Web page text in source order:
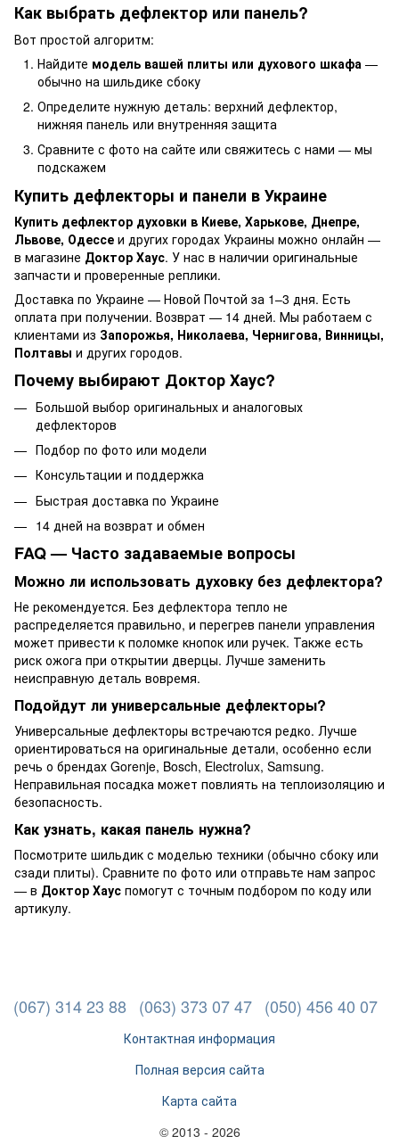
Как выбрать дефлектор или панель?
Вот простой алгоритм:
Найдите модель вашей плиты или духового шкафа —
обычно на шильдике сбоку
Определите нужную деталь: верхний дефлектор,
нижняя панель или внутренняя защита
Сравните с фото на сайте или свяжитесь с нами — мы
подскажем
Купить дефлекторы и панели в Украине
Купить дефлектор духовки в Киеве, Харькове, Днепре,
Львове, Одессе и других городах Украины можно онлайн —
в магазине Доктор Хаус. У нас в наличии оригинальные
запчасти и проверенные реплики.
Доставка по Украине — Новой Почтой за 1–3 дня. Есть
оплата при получении. Возврат — 14 дней. Мы работаем с
клиентами из Запорожья, Николаева, Чернигова, Винницы,
Полтавы и других городов.
Почему выбирают Доктор Хаус?
Большой выбор оригинальных и аналоговых
дефлекторов
Подбор по фото или модели
Консультации и поддержка
Быстрая доставка по Украине
14 дней на возврат и обмен
FAQ — Часто задаваемые вопросы
Можно ли использовать духовку без дефлектора?
Не рекомендуется. Без дефлектора тепло не
распределяется правильно, и перегрев панели управления
может привести к поломке кнопок или ручек. Также есть
риск ожога при открытии дверцы. Лучше заменить
неисправную деталь вовремя.
Подойдут ли универсальные дефлекторы?
Универсальные дефлекторы встречаются редко. Лучше
ориентироваться на оригинальные детали, особенно если
речь о брендах Gorenje, Bosch, Electrolux, Samsung.
Неправильная посадка может повлиять на теплоизоляцию и
безопасность.
Как узнать, какая панель нужна?
Посмотрите шильдик с моделью техники (обычно сбоку или
сзади плиты). Сравните по фото или отправьте нам запрос
— в Доктор Хаус помогут с точным подбором по коду или
артикулу.
(067) 314 23 88 (063) 373 07 47 (050) 456 40 07
Контактная информация
Полная версия сайта
Карта сайта
© 2013 - 2026